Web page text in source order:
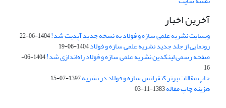
آخرین اخبار
وبسایت نشریه علمی سازه و فولاد به نسخه جدید آپدیت شد!1404-06-22
رونمایی از جلد جدید نشریه علمی سازه و فولاد1404-06-19
صفحه رسمی لینکدین نشریه علمی سازه و فولاد راه‌اندازی شد!
1404-06-
16
چاپ مقالات برتر کنفرانس سازه و فولاد در نشریه1397-07-15
هزینه چاپ مقاله1383-11-03